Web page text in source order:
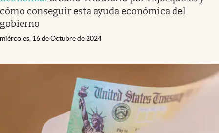
cómo conseguir esta ayuda económica del
gobierno
miércoles, 16 de Octubre de 2024